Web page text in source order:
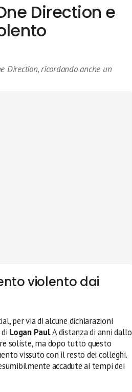
Direction e
Direction, ricordando anche un
violento dai
per via di alcune dichiarazioni
Logan Paul. A distanza di anni dallo
soliste, ma dopo tutto questo
vissuto con il resto dei colleghi.
accadute ai tempi dei